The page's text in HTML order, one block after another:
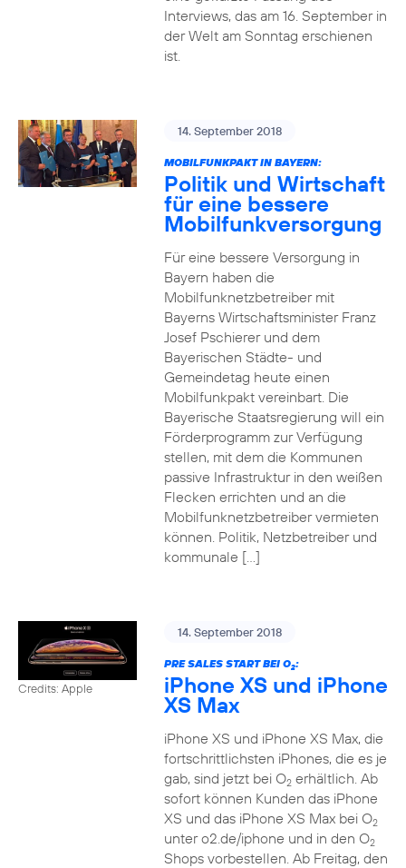
Interviews, das am 16. September in
der Welt am Sonntag erschienen
ist.
14. September 2018
MOBILFUNKPAKT IN BAYERN:
Politik und Wirtschaft
für eine bessere
Mobilfunkversorgung
Für eine bessere Versorgung in
Bayern haben die
Mobilfunknetzbetreiber mit
Bayerns Wirtschaftsminister Franz
Josef Pschierer und dem
Bayerischen Städte- und
Gemeindetag heute einen
Mobilfunkpakt vereinbart. Die
Bayerische Staatsregierung will ein
Förderprogramm zur Verfügung
stellen, mit dem die Kommunen
passive Infrastruktur in den weißen
Flecken errichten und an die
Mobilfunknetzbetreiber vermieten
können. Politik, Netzbetreiber und
kommunale […]
Credits: Apple
14. September 2018
PRE SALES START BEI O2:
iPhone XS und iPhone
XS Max
iPhone XS und iPhone XS Max, die
fortschrittlichsten iPhones, die es je
gab, sind jetzt bei O2erhältlich. Ab
sofort können Kunden das iPhone
XS und das iPhone XS Max bei O2
unter o2.de/iphone und in den O2
Shops vorbestellen. Ab Freitag, den